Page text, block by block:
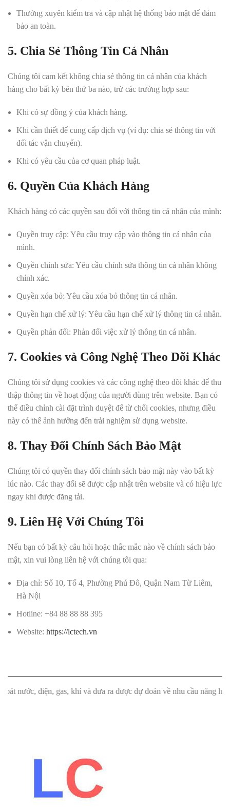
Thường xuyên kiểm tra và cập nhật hệ thống bảo mật để đảm
bảo an toàn.
5. Chia Sẻ Thông Tin Cá Nhân
Chúng tôi cam kết không chia sẻ thông tin cá nhân của khách
hàng cho bất kỳ bên thứ ba nào, trừ các trường hợp sau:
Khi có sự đồng ý của khách hàng.
Khi cần thiết để cung cấp dịch vụ (ví dụ: chia sẻ thông tin với
đối tác vận chuyển).
Khi có yêu cầu của cơ quan pháp luật.
6. Quyền Của Khách Hàng
Khách hàng có các quyền sau đối với thông tin cá nhân của mình:
Quyền truy cập: Yêu cầu truy cập vào thông tin cá nhân của
mình.
Quyền chỉnh sửa: Yêu cầu chỉnh sửa thông tin cá nhân không
chính xác.
Quyền xóa bỏ: Yêu cầu xóa bỏ thông tin cá nhân.
Quyền hạn chế xử lý: Yêu cầu hạn chế xử lý thông tin cá nhân.
Quyền phản đối: Phản đối việc xử lý thông tin cá nhân.
7. Cookies và Công Nghệ Theo Dõi Khác
Chúng tôi sử dụng cookies và các công nghệ theo dõi khác để thu
thập thông tin về hoạt động của người dùng trên website. Bạn có
thể điều chỉnh cài đặt trình duyệt để từ chối cookies, nhưng điều
này có thể ảnh hưởng đến trải nghiệm sử dụng website.
8. Thay Đổi Chính Sách Bảo Mật
Chúng tôi có quyền thay đổi chính sách bảo mật này vào bất kỳ
lúc nào. Các thay đổi sẽ được cập nhật trên website và có hiệu lực
ngay khi được đăng tải.
9. Liên Hệ Với Chúng Tôi
Nếu bạn có bất kỳ câu hỏi hoặc thắc mắc nào về chính sách bảo
mật, xin vui lòng liên hệ với chúng tôi qua:
Địa chỉ: Số 10, Tổ 4, Phường Phú Đô, Quận Nam Từ Liêm,
Hà Nội
Hotline: +84 88 88 88 395
Website: https://lctech.vn
nước, điện, gas, khí và đưa ra được dự đoán về nhu cầu năng